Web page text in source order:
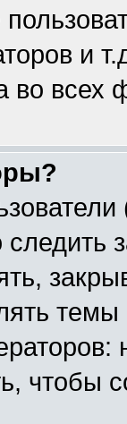
и
во всех
чтобы